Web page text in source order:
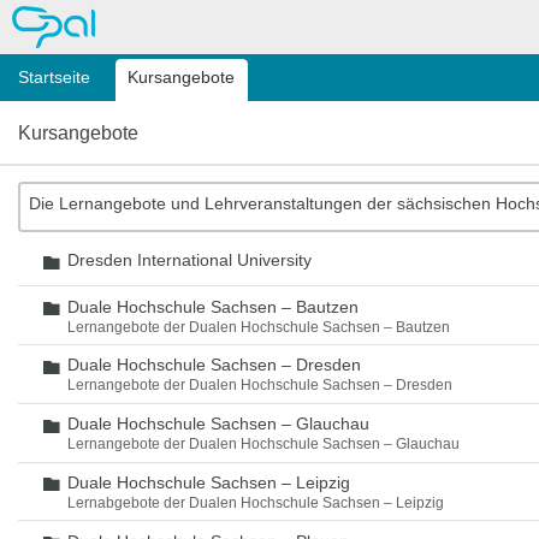
OPAL
Startseite Kursangebote
Kursangebote
Die Lernangebote und Lehrveranstaltungen der sächsischen
Ordner
Dresden International University
Ordner
Duale Hochschule Sachsen – Bautzen
Lernangebote der Dualen Hochschule Sachsen – Bautzen
Ordner
Duale Hochschule Sachsen – Dresden
Lernangebote der Dualen Hochschule Sachsen – Dresden
Ordner
Duale Hochschule Sachsen – Glauchau
Lernangebote der Dualen Hochschule Sachsen – Glauchau
Ordner
Duale Hochschule Sachsen – Leipzig
Lernabgebote der Dualen Hochschule Sachsen – Leipzig